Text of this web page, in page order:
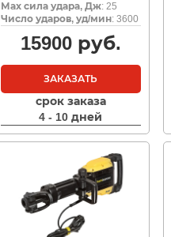
Мах сила удара, Дж: 25
Число ударов, уд/мин: 3600
15900руб.
ЗАКАЗАТЬ
срок заказа
4 - 10 дней